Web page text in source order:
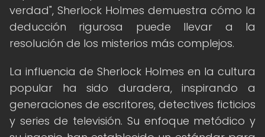
verdad", Sherlock Holmes demuestra cómo la
deducción rigurosa puede llevar a la
resolución de los misterios más complejos.
La influencia de Sherlock Holmes en la cultura
popular ha sido duradera, inspirando a
generaciones de escritores, detectives ficticios
y series de televisión. Su enfoque metódico y